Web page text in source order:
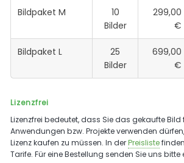
Bildpaket M
10
Bilder
299,00
€
Bildpaket L
25
Bilder
699,00
€
Lizenzfrei
Lizenzfrei bedeutet, dass Sie das gekaufte
Anwendungen bzw. Projekte verwenden
Lizenz kaufen zu müssen. In derPreisliste
Tarife. Für eine Bestellung senden Sie uns bitte